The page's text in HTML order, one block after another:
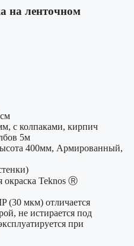
на ленточном
с колпаками, кирпич
5м
400мм, Армированный,
окраска Teknos Ⓡ
(30 мкм) отличается
не истирается под
при